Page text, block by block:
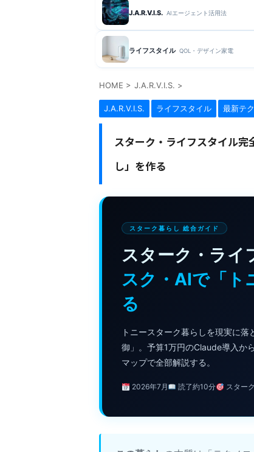
J.A.R.V.I.S. AIエージェント活用法
ライフスタイル QOL・デザイン家電
HOME > J.A.R.V.I.S. >
J.A.R.V.I.S. ライフスタイル 最新テ
スターク・ライフスタイル
し」を作る
スターク暮らし 総合ガイド
スターク・ラ
スク・AIで「ト
る
トニースターク暮らしを現実に
御」。予算1万円のClaude導入か
マップで全部解説する。
2026年7月 読了約10分 スター